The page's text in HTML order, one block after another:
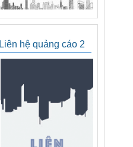
Liên hệ quảng cáo 2